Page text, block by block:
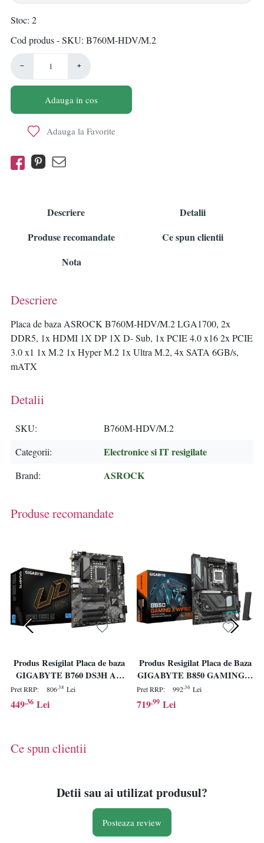
Stoc 2
Cod produs - SKU B760M-HDV/M.2
− +
Adauga in cos
Adauga la Favorite
Descriere
Detalii
Produse recomandate
Ce spun clientii
Nota
Descriere
Placa de baza ASROCK B760M-HDV/M.2 LGA1700, 2x
DDR5, 1x HDMI 1X DP 1X D- Sub, 1x PCIE 4.0 x16 2x PCIE
3.0 x1 1x M.2 1x Hyper M.2 1x Ultra M.2, 4x SATA 6GB/s,
mATX
Detalii
SKU
B760M-HDV/M.2
Categorii
Electronice si IT resigilate
Brand ASROCK
Produse recomandate
Produs Resigilat Placa de baza
GIGABYTE B760 DS3H AX
LGA1700
Pret RRP: 806,38 Lei
449,36 Lei
Produs Resigilat Placa de Baza
GIGABYTE B850 GAMING X
WIFI6E AM5
Pret RRP: 992,36 Lei
719,99 Lei
Ce spun clientii
Detii sau ai utilizat produsul?
Posteaza review